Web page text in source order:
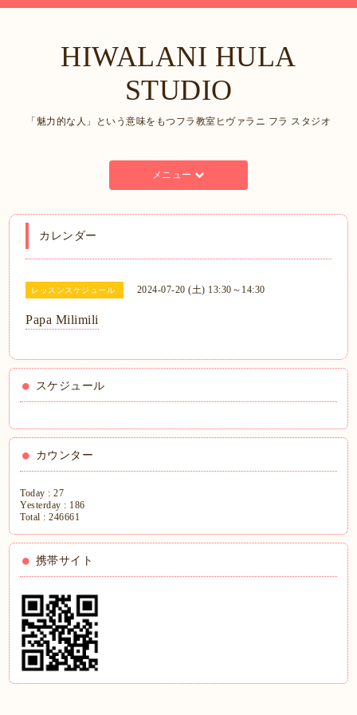
HIWALANI HULA
STUDIO
「魅力的な人」という意味をもつフラ教室ヒヴァラニ フラ スタジオ
メニュー
カレンダー
レッスンスケジュール 2024-07-20 (土) 13:30～14:30
Papa Milimili
スケジュール
カウンター
Today :27
Yesterday : 186
Total :246661
携帯サイト